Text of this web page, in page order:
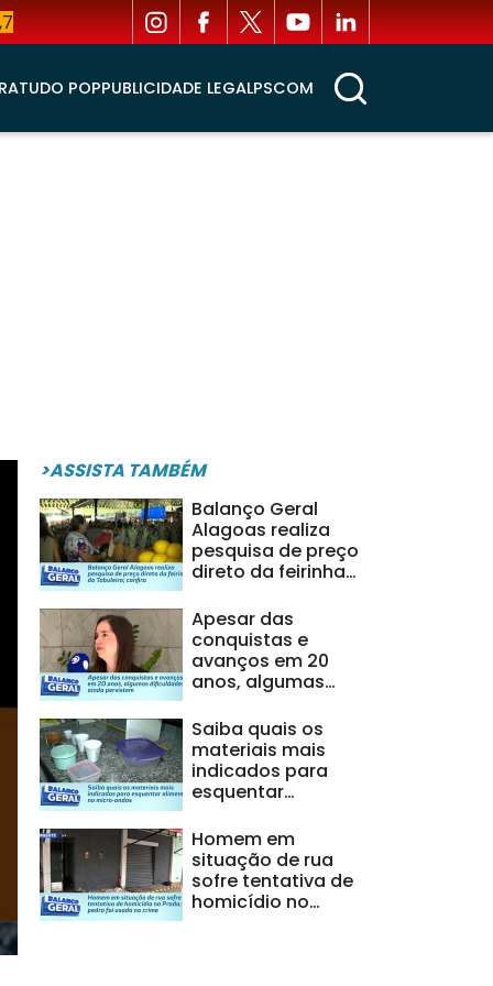
TUDO POPPUBLICIDADE LEGALPSCOM
>ASSISTA TAMBÉM
Balanço Geral
Alagoas realiza
pesquisa de preço
direto da feirinha
confira
Apesar das
conquistas e
avanços em 20
anos, algumas
persistem
Saiba quais os
materiais mais
indicados para
esquentar
micro-ondas
Homem em
situação de rua
sofre tentativa de
homicídio no